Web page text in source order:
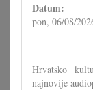
Datum:
pon, 06/08/
Hrvatsko
najnovije